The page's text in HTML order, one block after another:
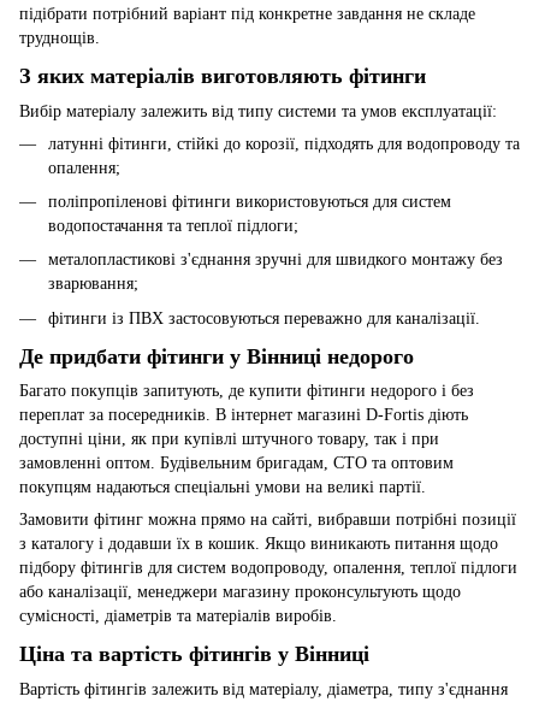
підібрати потрібний варіант під конкретне завдання не складе
труднощів.
З яких матеріалів виготовляють фітинги
Вибір матеріалу залежить від типу системи та умов експлуатації:
латунні фітинги, стійкі до корозії, підходять для водопроводу та
опалення;
поліпропіленові фітинги використовуються для систем
водопостачання та теплої підлоги;
металопластикові з'єднання зручні для швидкого монтажу без
зварювання;
фітинги із ПВХ застосовуються переважно для каналізації.
Де придбати фітинги у Вінниці недорого
Багато покупців запитують, де купити фітинги недорого і без
переплат за посередників. В інтернет магазині D-Fortis діють
доступні ціни, як при купівлі штучного товару, так і при
замовленні оптом. Будівельним бригадам, СТО та оптовим
покупцям надаються спеціальні умови на великі партії.
Замовити фітинг можна прямо на сайті, вибравши потрібні позиції
з каталогу і додавши їх в кошик. Якщо виникають питання щодо
підбору фітингів для систем водопроводу, опалення, теплої підлоги
або каналізації, менеджери магазину проконсультують щодо
сумісності, діаметрів та матеріалів виробів.
Ціна та вартість фітингів у Вінниці
Вартість фітингів залежить від матеріалу, діаметра, типу з'єднання